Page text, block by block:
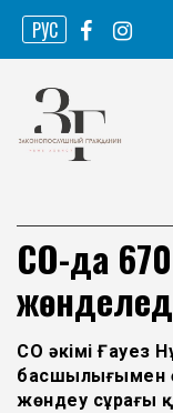
Skip
content
РУС
СҚО-да
СҚО әкімі Ғауез
басшылығымен
жөндеу сұрағы